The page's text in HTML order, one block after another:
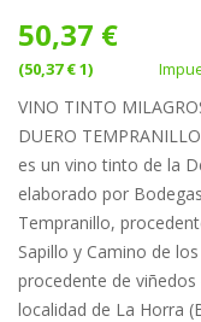
50,37 €
(50,37 € 1)
VINO TINTO
DUERO TEMPRANILLO
es un vino tinto de la
elaborado por
Tempranillo,
Sapillo y Camino de
procedente de
localidad de La Horra